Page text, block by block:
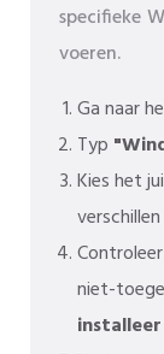
specifieke
voeren.
Ga naar
Typ
Kies het
niet-